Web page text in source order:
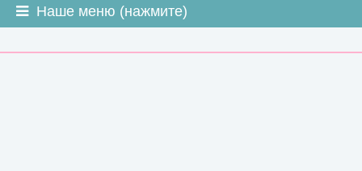
Наше меню (нажмите)